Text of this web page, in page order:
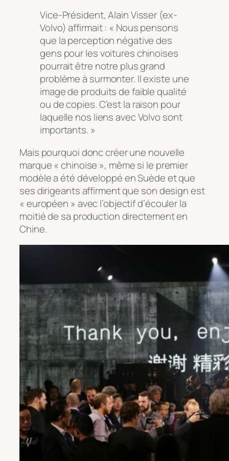
Vice-Président, Alain Visser (ex-
Volvo) affirmait : « Nous pensons
que la perception négative des
gens pour les voitures chinoises
pourrait être notre plus grand
problème à surmonter. Il existe une
image de produits de faible qualité
ou de copies. C’est la raison pour
laquelle nos liens avec Volvo sont
importants. »
Mais pourquoi donc créer une nouvelle
marque « chinoise », même si le premier
modèle a été développé en Suède et que
ses dirigeants affirment que son design est
« européen » avec l’objectif d’écouler la
moitié de sa production directement en
Chine.